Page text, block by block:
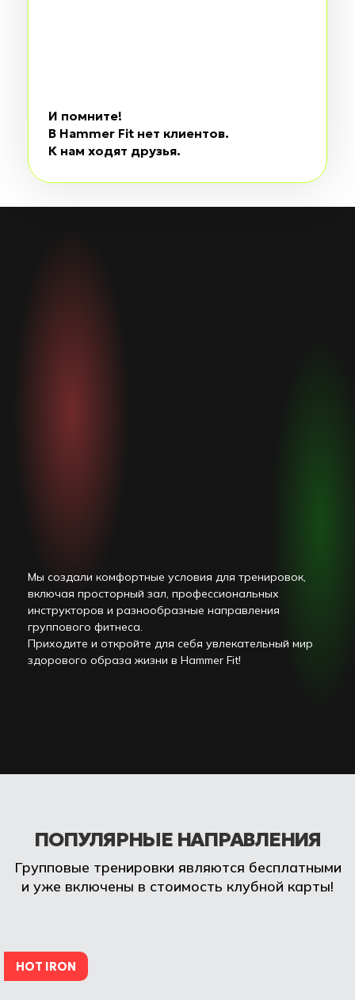
И помните!
В Hammer Fit нет клиентов.
К нам ходят друзья.
Мы создали комфортные условия для тренировок,
включая просторный зал, профессиональных
инструкторов и разнообразные направления
группового фитнеса.
Приходите и откройте для себя увлекательный мир
здорового образа жизни в Hammer Fit!
ПОПУЛЯРНЫЕ НАПРАВЛЕНИЯ
Групповые тренировки являются бесплатными
и уже включены в стоимость клубной карты!
HOT IRON